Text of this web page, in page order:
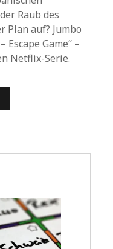
Raub des
Plan auf? Jumbo
Escape Game“ –
Netflix-Serie.